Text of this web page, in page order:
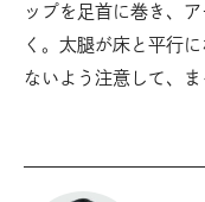
ップを足首に巻き、
く。太腿が床と平行
ないよう注意して、ま